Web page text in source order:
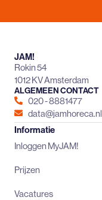
JAM!
Rokin 54
1012 KV Amsterdam
ALGEMEEN CONTACT
020 - 8881477
data@jamhoreca.nl
Informatie
Inloggen MyJAM!
Prijzen
Vacatures